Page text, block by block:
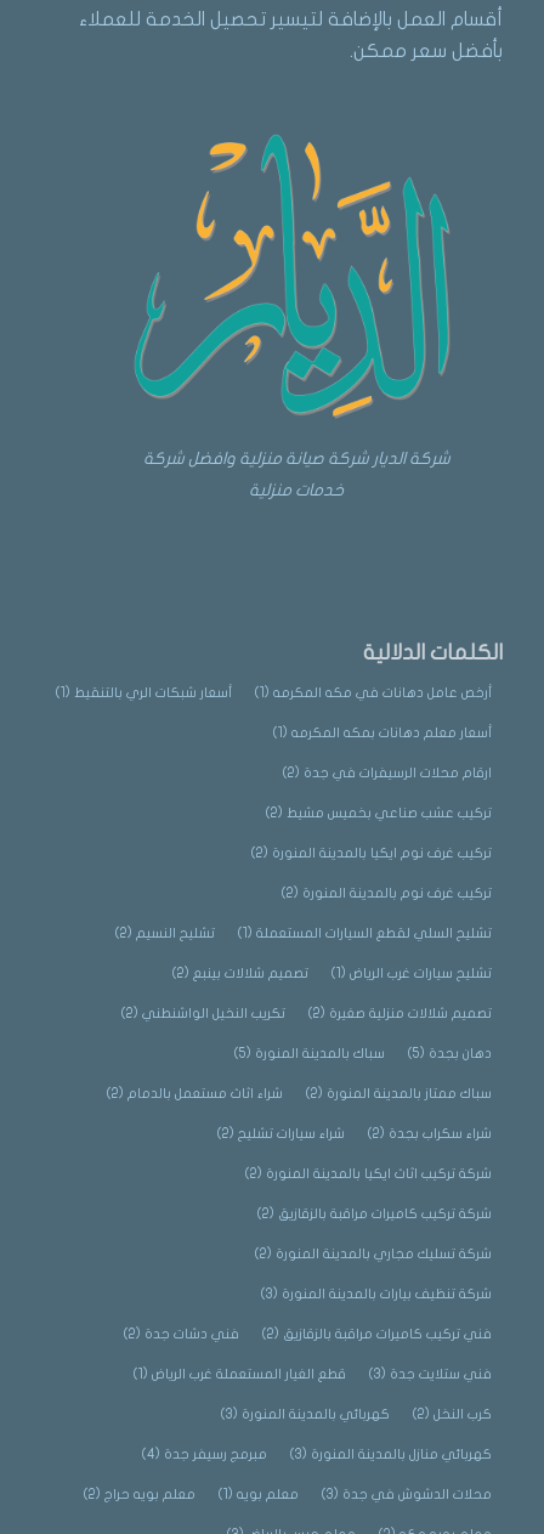
أقسام العمل بالإضافة لتيسير تحصيل الخدمة للعملاء
بأفضل سعر ممكن.
شركة الديار شركة صيانة منزلية وافضل شركة
خدمات منزلية
الكلمات الدلالية
أرخص عامل دهانات في مكه المكرمه(1) أسعار شبكات الري بالتنقيط (1)
أسعار معلم دهانات بمكه المكرمه(1)
ارقام محلات الرسيفرات في جدة (2)
تركيب عشب صناعي بخميس مشيط (2)
تركيب غرف نوم ايكيا بالمدينة المنورة (2)
تركيب غرف نوم بالمدينة المنورة (2)
تشليح السلي لقطع السيارات المستعملة(1) تشليح النسيم (2)
تشليح سيارات غرب الرياض(1) تصميم شلالات بينبع (2)
تصميم شلالات منزلية صغيرة (2) تكريب النخيل الواشنطني(2)
دهان بجدة (5) سباك بالمدينة المنورة (5)
سباك ممتاز بالمدينة المنورة (2) شراء اثاث مستعمل بالدمام (2)
شراء سكراب بجدة (2) شراء سيارات تشليح (2)
شركة تركيب اثاث ايكيا بالمدينة المنورة (2)
شركة تركيب كاميرات مراقبة بالزقازيق (2)
شركة تسليك مجاري بالمدينة المنورة (2)
شركة تنظيف بيارات بالمدينة المنورة (3)
فني تركيب كاميرات مراقبة بالزقازيق (2) فني دشات جدة (2)
فني ستلايت جدة (3) قطع الغيار المستعملة غرب الرياض(1)
كرب النخل(2) كهربائي بالمدينة المنورة (3)
كهربائي منازل بالمدينة المنورة (3) مبرمج رسيفر جدة (4)
محلات الدشوش في جدة (3) معلم بويه(1) معلم بويه حراج (2)